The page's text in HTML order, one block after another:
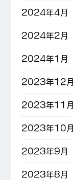
2024年4月
2024年2月
2024年1月
2023年12月
2023年11月
2023年10月
2023年9月
2023年8月